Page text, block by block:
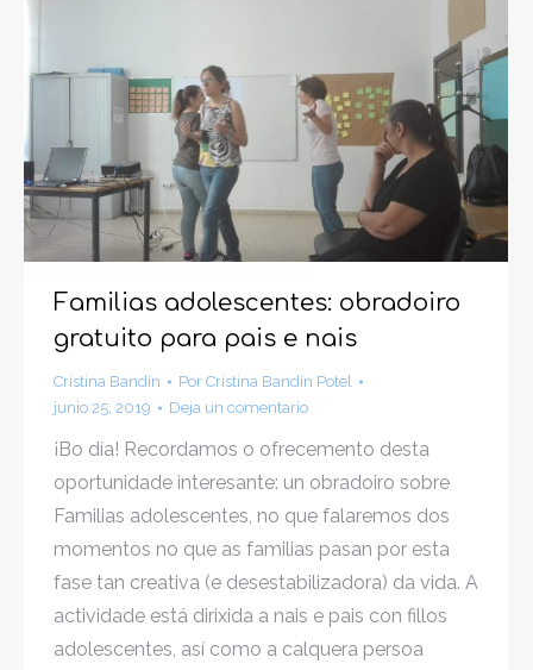
Familias adolescentes: obradoiro
gratuito para pais e nais
Cristina Bandín Por Cristina Bandín Potel
junio 25, 2019
Deja un comentario
¡Bo día! Recordamos o ofrecemento desta
oportunidade interesante: un obradoiro sobre
Familias adolescentes, no que falaremos dos
momentos no que as familias pasan por esta
fase tan creativa (e desestabilizadora) da vida. A
actividade está dirixida a nais e pais con fillos
adolescentes, así como a calquera persoa